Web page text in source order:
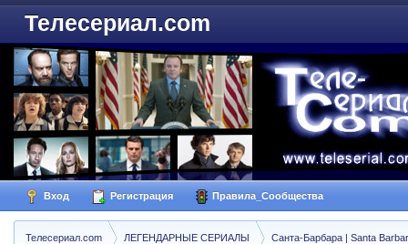
Телесериал.com
Вход Регистрация Правила_Сообщества
Телесериал.com ЛЕГЕНДАРНЫЕ СЕРИАЛЫ Санта-Барбара | Santa